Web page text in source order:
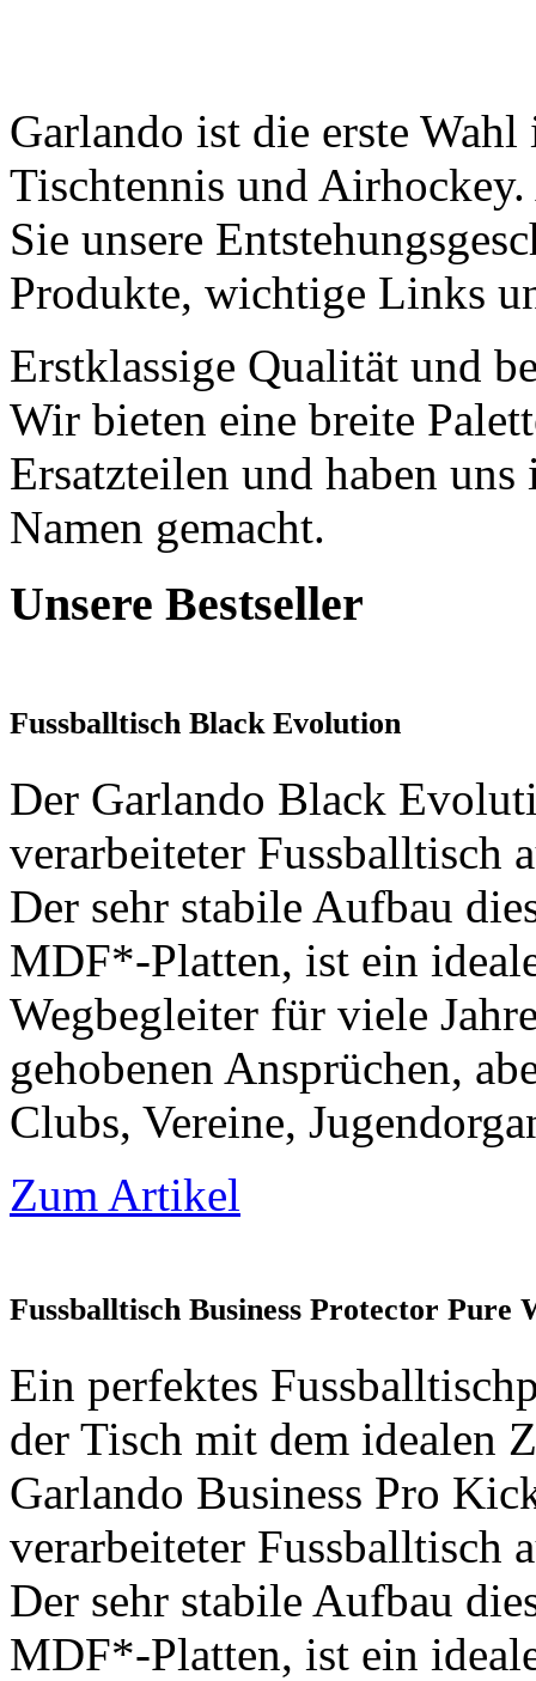
Garlando ist die erste
Tischtennis und
Sie unsere
Produkte, wichtige Links
Erstklassige Qualität und
Wir bieten eine breite
Ersatzteilen und haben
Namen gemacht.
Unsere Bestseller
Fussballtisch Black Evolution
Der Garlando Black
verarbeiteter Fussballtisch
Der sehr stabile Aufbau
MDF*-Platten, ist ein
Wegbegleiter für viele
gehobenen Ansprüchen,
Clubs, Vereine,
Zum Artikel
Fussballtisch Business Protector Pure
Ein perfektes
der Tisch mit dem idealen
Garlando Business Pro
verarbeiteter Fussballtisch
Der sehr stabile Aufbau
MDF*-Platten, ist ein